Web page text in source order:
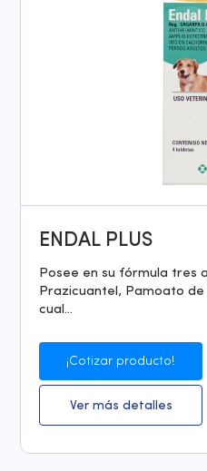
ENDAL PLUS
Posee en su fórmula tres
Prazicuantel, Pamoato
cual...
¡Cotizar producto!
Ver más detalles